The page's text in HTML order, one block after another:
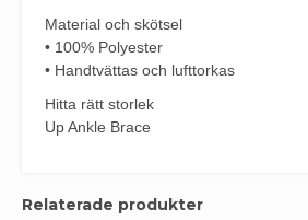
Material och skötsel
• 100% Polyester
• Handtvättas och lufttorkas
Hitta rätt storlek
Up Ankle Brace
Relaterade produkter